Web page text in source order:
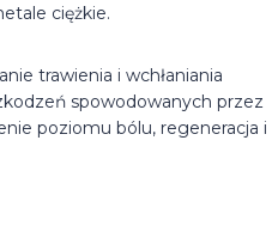
ciężkie.
trawienia i wchłaniania
spowodowanych przez
poziomu bólu, regeneracja i